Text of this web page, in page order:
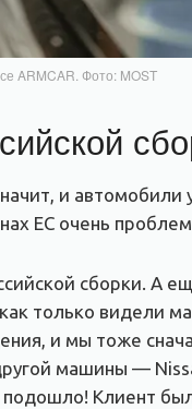
ARMCAR. Фото: MOST
и
ЕС очень
сборки. А
только видели
и мы тоже
машины —
Клиент